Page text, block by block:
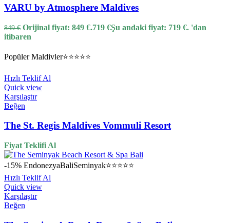
VARU by Atmosphere Maldives
849€ Orijinal fiyat: 849 €.719 €Şu andaki fiyat: 719 €. 'dan
itibaren
Popüler Maldivler⭐⭐⭐⭐⭐
Hızlı Teklif Al
Quick view
Karşılaştır
Beğen
The St. Regis Maldives Vommuli Resort
Fiyat Teklifi Al
-15% EndonezyaBaliSeminyak⭐⭐⭐⭐⭐
Hızlı Teklif Al
Quick view
Karşılaştır
Beğen